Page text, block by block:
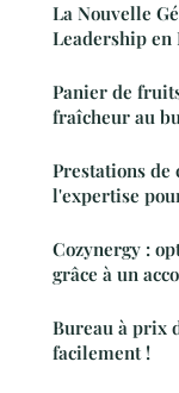
La Nouvelle
Leadership en
Panier de
fraîcheur au
Prestations de
l'expertise
Cozynergy :
grâce à un
Bureau à prix
facilement !